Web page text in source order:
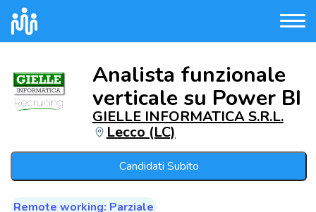
Analista funzionale
verticale su Power BI
GIELLE INFORMATICA S.R.L.
Lecco (LC)
Candidati Subito
Remote working: Parziale